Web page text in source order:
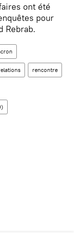
ont été
pour
Rebrab.
rencontre